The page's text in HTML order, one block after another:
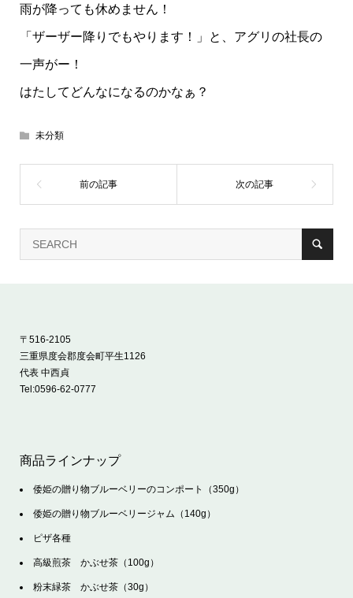
雨が降っても休めません！
「ザーザー降りでもやります！」と、アグリの社長の
一声がー！
はたしてどんなになるのかなぁ？
未分類
〒516-2105
三重県度会郡度会町平生1126
代表 中西貞
Tel:0596-62-0777
商品ラインナップ
倭姫の贈り物ブルーベリーのコンポート（350g）
倭姫の贈り物ブルーベリージャム（140g）
ピザ各種
高級煎茶 かぶせ茶（100g）
粉末緑茶 かぶせ茶（30g）